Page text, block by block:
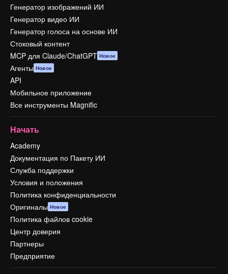
Генератор изображений ИИ
Генератор видео ИИ
Генератор голоса на основе ИИ
Стоковый контент
MCP для Claude/ChatGPT Новое
Агенты Новое
API
Мобильное приложение
Все инструменты Magnific
Начать
Academy
Документация по Пакету ИИ
Служба поддержки
Условия и положения
Политика конфиденциальности
Оригиналы Новое
Политика файлов cookie
Центр доверия
Партнеры
Предприятие